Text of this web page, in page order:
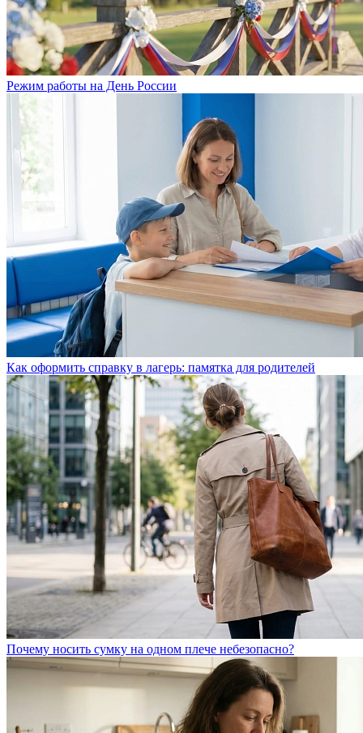
Режим работы на День России
Как оформить справку в лагерь: памятка для родителей
Почему носить сумку на одном плече небезопасно?